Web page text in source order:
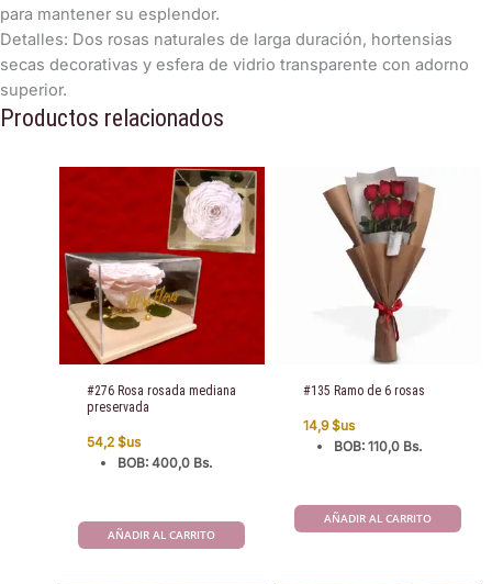
para mantener su esplendor.
​Detalles: Dos rosas naturales de larga duración, hortensias
secas decorativas y esfera de vidrio transparente con adorno
superior.
Productos relacionados
#276 Rosa rosada mediana
preservada
54,2$us
BOB:400,0 Bs.
AÑADIR AL CARRITO
#135 Ramo de 6 rosas
14,9$us
BOB:110,0 Bs.
AÑADIR AL CARRITO